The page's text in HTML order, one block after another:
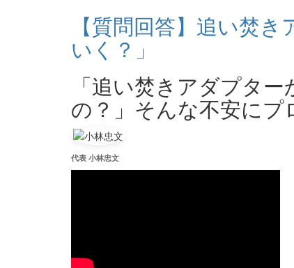
【質問回答】追い焚
いく？」
「追い焚きアダプタ
の？」そんな不安にプ
代表 小林忠文